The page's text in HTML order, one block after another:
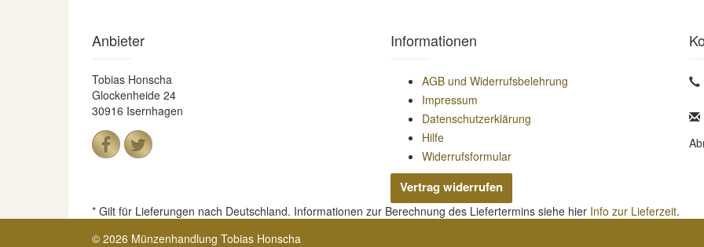
Anbieter
Tobias Honscha
Glockenheide 24
30916 Isernhagen
Informationen
AGB und Widerrufsbelehrung
Impressum
Datenschutzerklärung
Hilfe
Widerrufsformular
Vertrag widerrufen
* Gilt für Lieferungen nach Deutschland. Informationen zur Berechnung des Liefertermins siehe hier Info zur Lieferzeit.
© 2026 Münzenhandlung Tobias Honscha